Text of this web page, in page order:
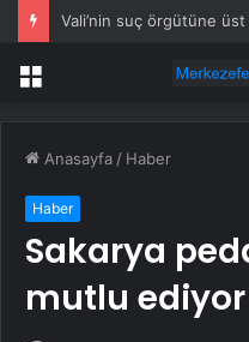
Vali’nin suç örgütüne
Menü
Anasayfa / Haber
Haber
Sakarya
mutlu ediyor